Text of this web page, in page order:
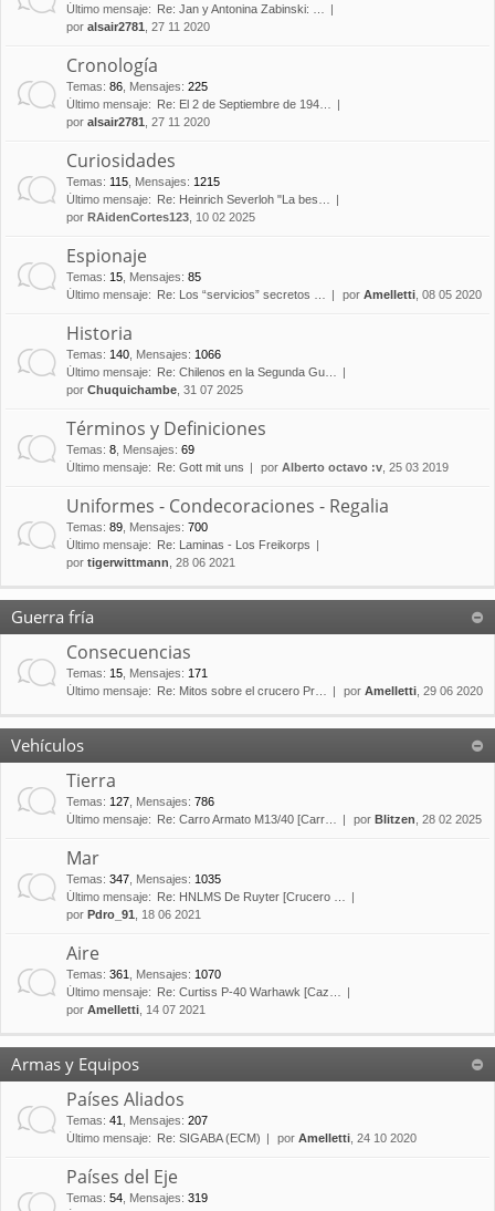
Último mensaje:
Re: Jan y Antonina Zabinski: …
por alsair2781 , 27 11 2020
Cronología
Temas: 86 Mensajes: 225
Último mensaje:
Re: El 2 de Septiembre de 194…
por alsair2781 , 27 11 2020
Curiosidades
Temas: 115 Mensajes: 1215
Último mensaje:
Re: Heinrich Severloh "La bes…
por RAidenCortes123 , 10 02 2025
Espionaje
Temas: 15 Mensajes: 85
Último mensaje:
Re: Los “servicios” secretos … por Amelletti , 08 05 2020
Historia
Temas: 140 Mensajes: 1066
Último mensaje:
Re: Chilenos en la Segunda Gu…
por Chuquichambe , 31 07 2025
Términos y Definiciones
Temas: 8 Mensajes: 69
Último mensaje:
Re: Gott mit uns por Alberto octavo :v , 25 03 2019
Uniformes - Condecoraciones - Regalia
Temas: 89 Mensajes: 700
Último mensaje:
Re: Laminas - Los Freikorps
por tigerwittmann , 28 06 2021
Guerra fría
Consecuencias
Temas: 15 Mensajes: 171
Último mensaje:
Re: Mitos sobre el crucero Pr… por Amelletti , 29 06 2020
Vehículos
Tierra
Temas: 127 Mensajes: 786
Último mensaje:
Re: Carro Armato M13/40 [Carr… por Blitzen , 28 02 2025
Mar
Temas: 347 Mensajes: 1035
Último mensaje:
Re: HNLMS De Ruyter [Crucero …
por Pdro_91 , 18 06 2021
Aire
Temas: 361 Mensajes: 1070
Último mensaje:
Re: Curtiss P-40 Warhawk [Caz…
por Amelletti , 14 07 2021
Armas y Equipos
Países Aliados
Temas: 41 Mensajes: 207
Último mensaje:
Re: SIGABA (ECM) por Amelletti , 24 10 2020
Países del Eje
Temas: 54 Mensajes: 319